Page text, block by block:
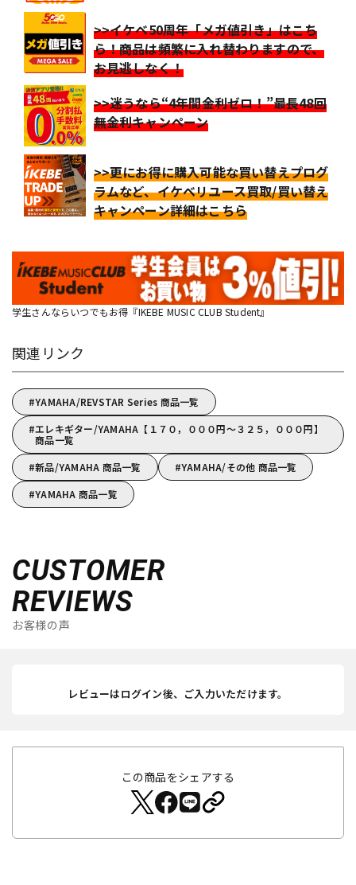
>>イケベ50周年「メガ値引き」はこち
ら！商品は頻繁に入れ替わりますので、
お見逃しなく！
>>迷うなら“4年間金利ゼロ！”最長48回
無金利キャンペーン
>>更にお得に購入可能な買い替えプログ
ラムなど、イケベリユース買取/買い替え
キャンペーン詳細はこちら
学生さんならいつでもお得『IKEBE MUSIC CLUB Student』
関連リンク
YAMAHA/REVSTAR Series 商品一覧
エレキギター/YAMAHA【１７０，０００円～３２５，０００円】
商品一覧
新品/YAMAHA 商品一覧
YAMAHA/その他 商品一覧
YAMAHA 商品一覧
CUSTOMER
REVIEWS
お客様の声
レビューはログイン後、ご入力いただけます。
この商品をシェアする